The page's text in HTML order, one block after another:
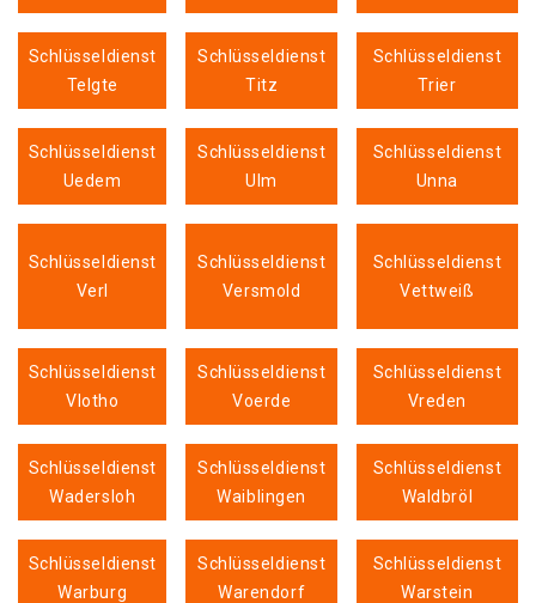
Schlüsseldienst
Telgte
Schlüsseldienst
Titz
Schlüsseldienst
Trier
Schlüsseldienst
Uedem
Schlüsseldienst
Ulm
Schlüsseldienst
Unna
Schlüsseldienst
Verl
Schlüsseldienst
Versmold
Schlüsseldienst
Vettweiß
Schlüsseldienst
Vlotho
Schlüsseldienst
Voerde
Schlüsseldienst
Vreden
Schlüsseldienst
Wadersloh
Schlüsseldienst
Waiblingen
Schlüsseldienst
Waldbröl
Schlüsseldienst
Warburg
Schlüsseldienst
Warendorf
Schlüsseldienst
Warstein